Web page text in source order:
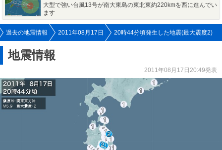
大型で強い台風13号が南大東島の東北東約220kmを西に進んでい
ます
過去の地震情報 2011年08月17日 20時44分頃発生した地震(最大震度2)
地震情報
2011年08月17日20:49発表